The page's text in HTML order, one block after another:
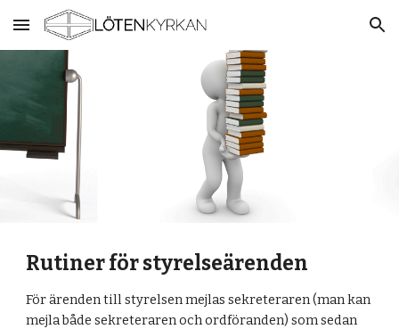
Skip to main content Skip to navigation
Rutiner för styrelseärenden
För ärenden till styrelsen mejlas sekreteraren (man kan
mejla både sekreteraren och ordföranden) som sedan